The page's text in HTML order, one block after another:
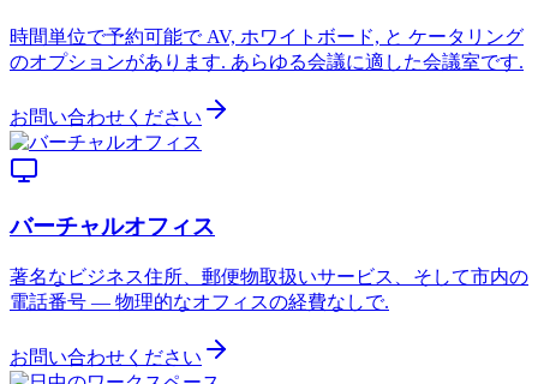
時間単位で予約可能で AV, ホワイトボード, と ケータリング
のオプションがあります. あらゆる会議に適した会議室です.
お問い合わせください
バーチャルオフィス
著名なビジネス住所、郵便物取扱いサービス、そして市内の
電話番号 — 物理的なオフィスの経費なしで.
お問い合わせください